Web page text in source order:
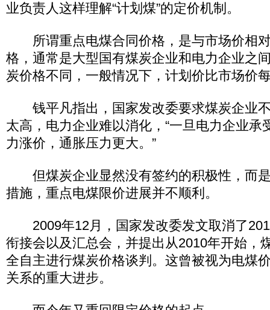
业负责人这样理解“计划煤”的定价机制。
所谓重点电煤合同价格，是与市场价相
格，通常是大型国有煤炭企业和电力企业之
炭价格不同，一般情况下，计划价比市场价
钱平凡指出，国家发改委要求煤炭企业
太高，电力企业难以消化，“一旦电力企业承
力涨价，通胀压力更大。”
但煤炭企业显然没有签约的积极性，而
措施，重点电煤限价进展并不顺利。
2009年12月，国家发改委发文取消了
衔接会以及汇总会，并提出从2010年开始，
全自主进行煤炭价格谈判。这曾被视为电煤
关系的重大进步。